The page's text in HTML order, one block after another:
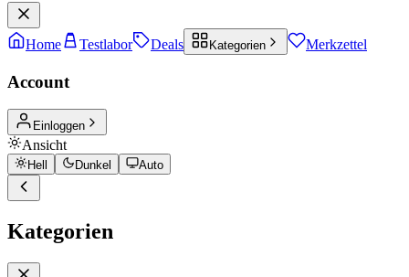
Home Testlabor Deals Kategorien Merkzettel
Account
Einloggen
Ansicht
Hell Dunkel Auto
Kategorien